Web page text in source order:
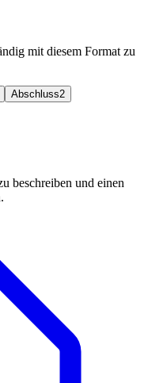
mit diesem Format zu
Abschluss2
beschreiben und einen